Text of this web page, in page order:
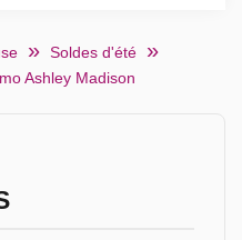
Soldes d'été
Ashley Madison